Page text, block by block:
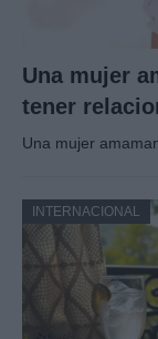
Una mujer
tener
Una mujer
INTERNACIONAL